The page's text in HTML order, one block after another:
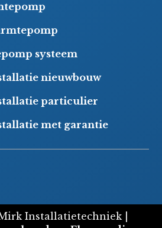
systeem
nieuwbouw
particulier
met garantie
Installatietechniek |